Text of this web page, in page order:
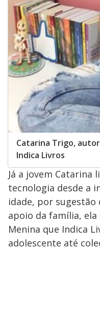
Catarina Trigo,
Indica Livros
Já a jovem Catarina
tecnologia desde a
idade, por
apoio da família, ela
Menina que Indica
adolescente até